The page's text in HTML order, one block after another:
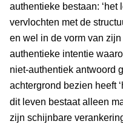
authentieke bestaan: ‘het
vervlochten met de
en wel in de vorm van
authentieke intentie
niet-authentiek antwoord
achtergrond bezien heeft
dit leven bestaat alleen
zijn schijnbare